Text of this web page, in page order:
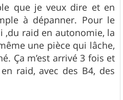
que je veux dire et en
à dépanner. Pour le
,du raid en autonomie, la
une pièce qui lâche,
Ça m’est arrivé 3 fois et
raid, avec des B4, des